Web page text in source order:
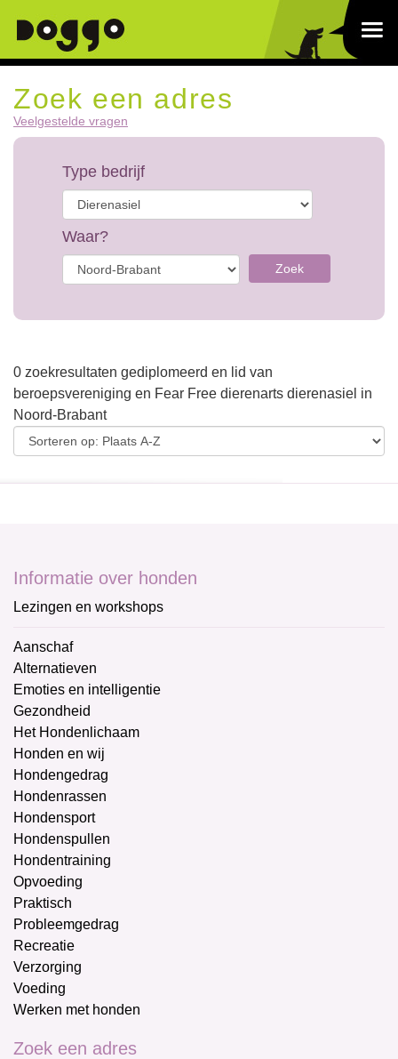
Zoek een adres
Veelgestelde vragen
Type bedrijf
Waar?
Zoek
0 zoekresultaten gediplomeerd en lid van
beroepsvereniging en Fear Free dierenarts dierenasiel in
Noord-Brabant
Informatie over honden
Lezingen en workshops
Aanschaf
Alternatieven
Emoties en intelligentie
Gezondheid
Het Hondenlichaam
Honden en wij
Hondengedrag
Hondenrassen
Hondensport
Hondenspullen
Hondentraining
Opvoeding
Praktisch
Probleemgedrag
Recreatie
Verzorging
Voeding
Werken met honden
Zoek een adres